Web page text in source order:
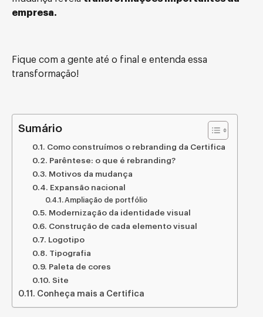
empresa.
Fique com a gente até o final e entenda essa
transformação!
Sumário
Como construímos o rebranding da Certifica
Parêntese: o que é rebranding?
Motivos da mudança
Expansão nacional
Ampliação de portfólio
Modernização da identidade visual
Construção de cada elemento visual
Logotipo
Tipografia
Paleta de cores
Site
Conheça mais a Certifica